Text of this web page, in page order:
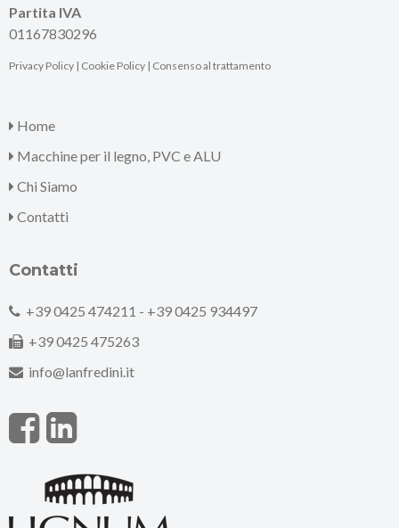
Partita IVA
01167830296
Privacy Policy | Cookie Policy | Consenso al trattamento
Home
Macchine per il legno, PVC e ALU
Chi Siamo
Contatti
Contatti
+39 0425 474211 - +39 0425 934497
+39 0425 475263
info@lanfredini.it
F
a
L
i